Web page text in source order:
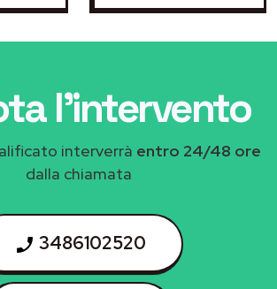
l'intervento
interverrà entro 24/48 ore
dalla chiamata
3486102520